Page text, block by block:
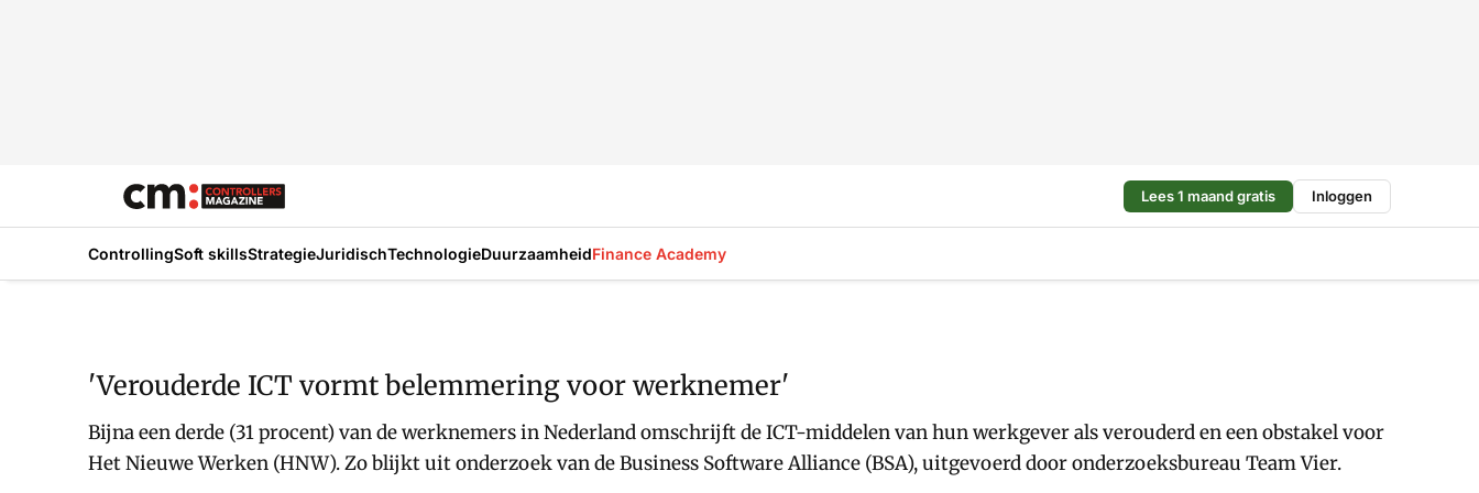
Lees 1 maand gratis Inloggen
ControllingSoft skillsStrategieJuridischTechnologieDuurzaamheidFinance Academy
'Verouderde ICT vormt belemmering voor werknemer'
Bijna een derde (31 procent) van de werknemers in Nederland omschrijft de ICT-middelen van hun werkgever als verouderd en een obstakel voor
Het Nieuwe Werken (HNW). Zo blijkt uit onderzoek van de Business Software Alliance (BSA), uitgevoerd door onderzoeksbureau Team Vier.